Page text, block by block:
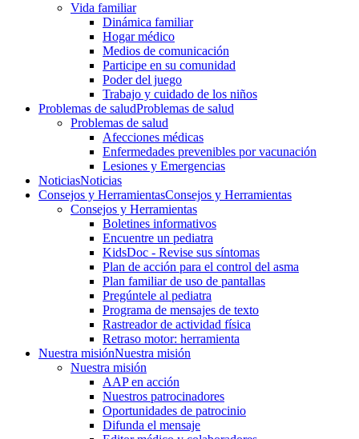
Vida familiar
Dinámica familiar
Hogar médico
Medios de comunicación
Participe en su comunidad
Poder del juego
Trabajo y cuidado de los niños
Problemas de saludProblemas de salud
Problemas de salud
Afecciones médicas
Enfermedades prevenibles por vacunación
Lesiones y Emergencias
NoticiasNoticias
Consejos y HerramientasConsejos y Herramientas
Consejos y Herramientas
Boletines informativos
Encuentre un pediatra
KidsDoc - Revise sus síntomas
Plan de acción para el control del asma
Plan familiar de uso de pantallas
Pregúntele al pediatra
Programa de mensajes de texto
Rastre​​ador de activida​d física
Retraso motor: herramienta
Nuestra misiónNuestra misión
Nuestra misión
AAP en acción
Nuestros patrocinadores
Oportunidades de patrocinio
Difunda el mensaje